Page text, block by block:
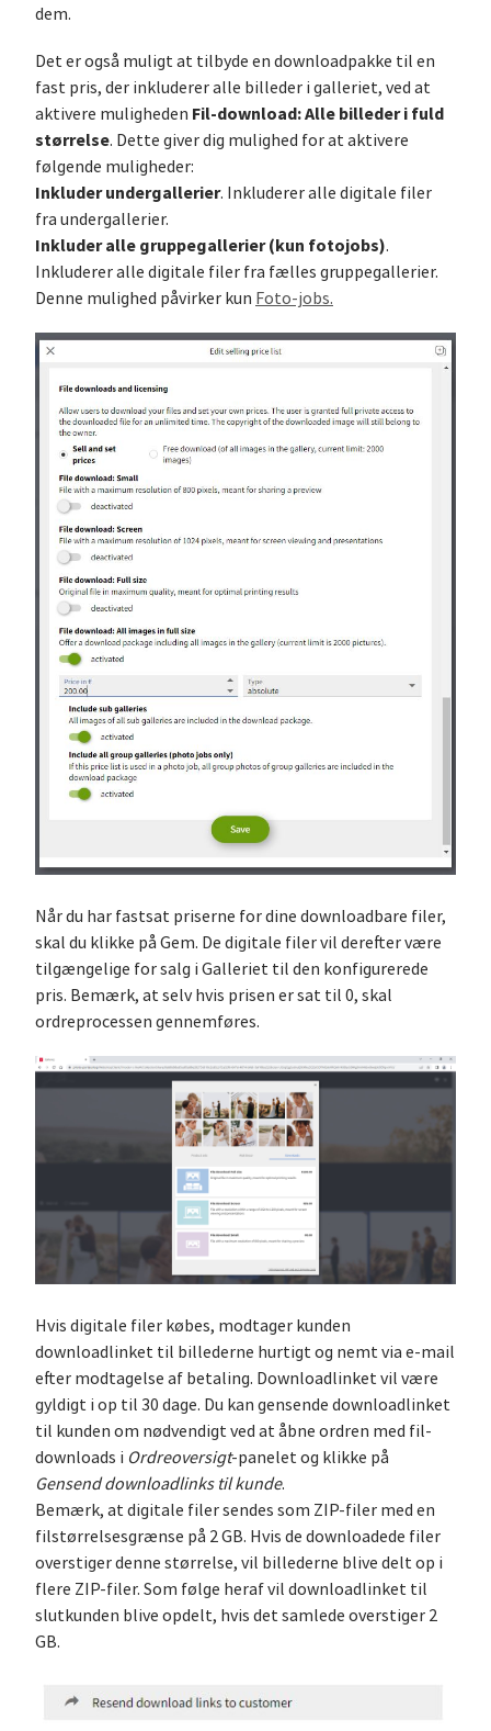
dem.
Det er også muligt at tilbyde en downloadpakke til en
fast pris, der inkluderer alle billeder i galleriet, ved at
aktivere muligheden Fil-download: Alle billeder i fuld
størrelse. Dette giver dig mulighed for at aktivere
følgende muligheder:
Inkluder undergallerier. Inkluderer alle digitale filer
fra undergallerier.
Inkluder alle gruppegallerier (kun fotojobs).
Inkluderer alle digitale filer fra fælles gruppegallerier.
Denne mulighed påvirker kun Foto-jobs.
Når du har fastsat priserne for dine downloadbare filer,
skal du klikke på Gem. De digitale filer vil derefter være
tilgængelige for salg i Galleriet til den konfigurerede
pris. Bemærk, at selv hvis prisen er sat til 0, skal
ordreprocessen gennemføres.
Hvis digitale filer købes, modtager kunden
downloadlinket til billederne hurtigt og nemt via e-mail
efter modtagelse af betaling. Downloadlinket vil være
gyldigt i op til 30 dage. Du kan gensende downloadlinket
til kunden om nødvendigt ved at åbne ordren med fil-
downloads i Ordreoversigt-panelet og klikke på
Gensend downloadlinks til kunde.
Bemærk, at digitale filer sendes som ZIP-filer med en
filstørrelsesgrænse på 2 GB. Hvis de downloadede filer
overstiger denne størrelse, vil billederne blive delt op i
flere ZIP-filer. Som følge heraf vil downloadlinket til
slutkunden blive opdelt, hvis det samlede overstiger 2
GB.